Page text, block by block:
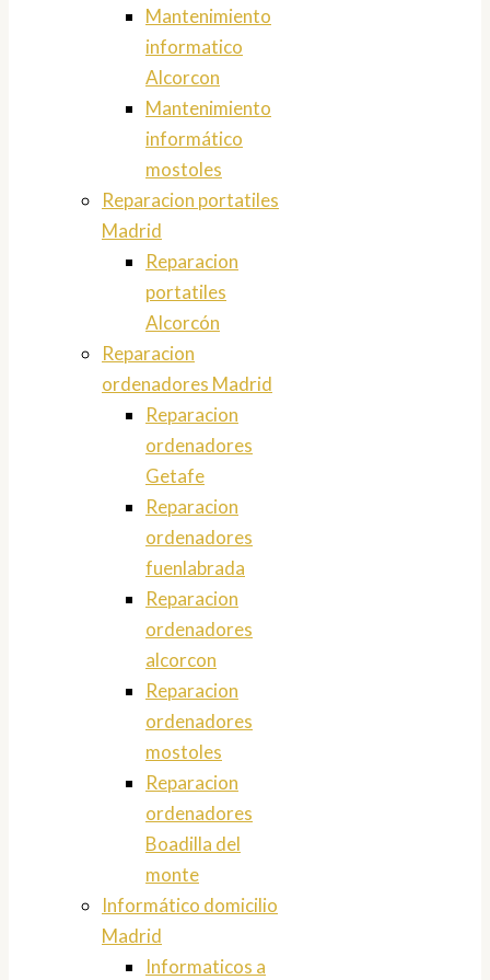
Mantenimiento
informatico
Alcorcon
Mantenimiento
informático
mostoles
Reparacion portatiles
Madrid
Reparacion
portatiles
Alcorcón
Reparacion
ordenadores Madrid
Reparacion
ordenadores
Getafe
Reparacion
ordenadores
fuenlabrada
Reparacion
ordenadores
alcorcon
Reparacion
ordenadores
mostoles
Reparacion
ordenadores
Boadilla del
monte
Informático domicilio
Madrid
Informaticos a